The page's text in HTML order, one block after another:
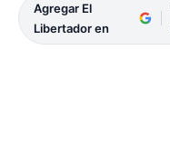
Agregar El
Libertador en